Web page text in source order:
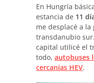
En Hungría
estancia de 11
me desplacé a
transdanubio
capital utilicé el
todo, autobuses
cercanías HEV.